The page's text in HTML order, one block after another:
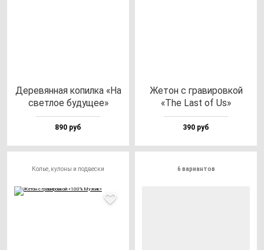
Дере­вян­ная ко­пил­ка «На
свет­лое бу­ду­щее»
890 руб
Жетон с гра­ви­ров­кой
«The Last of Us»
390 руб
Колье, кулоны и подвески 6 вариантов